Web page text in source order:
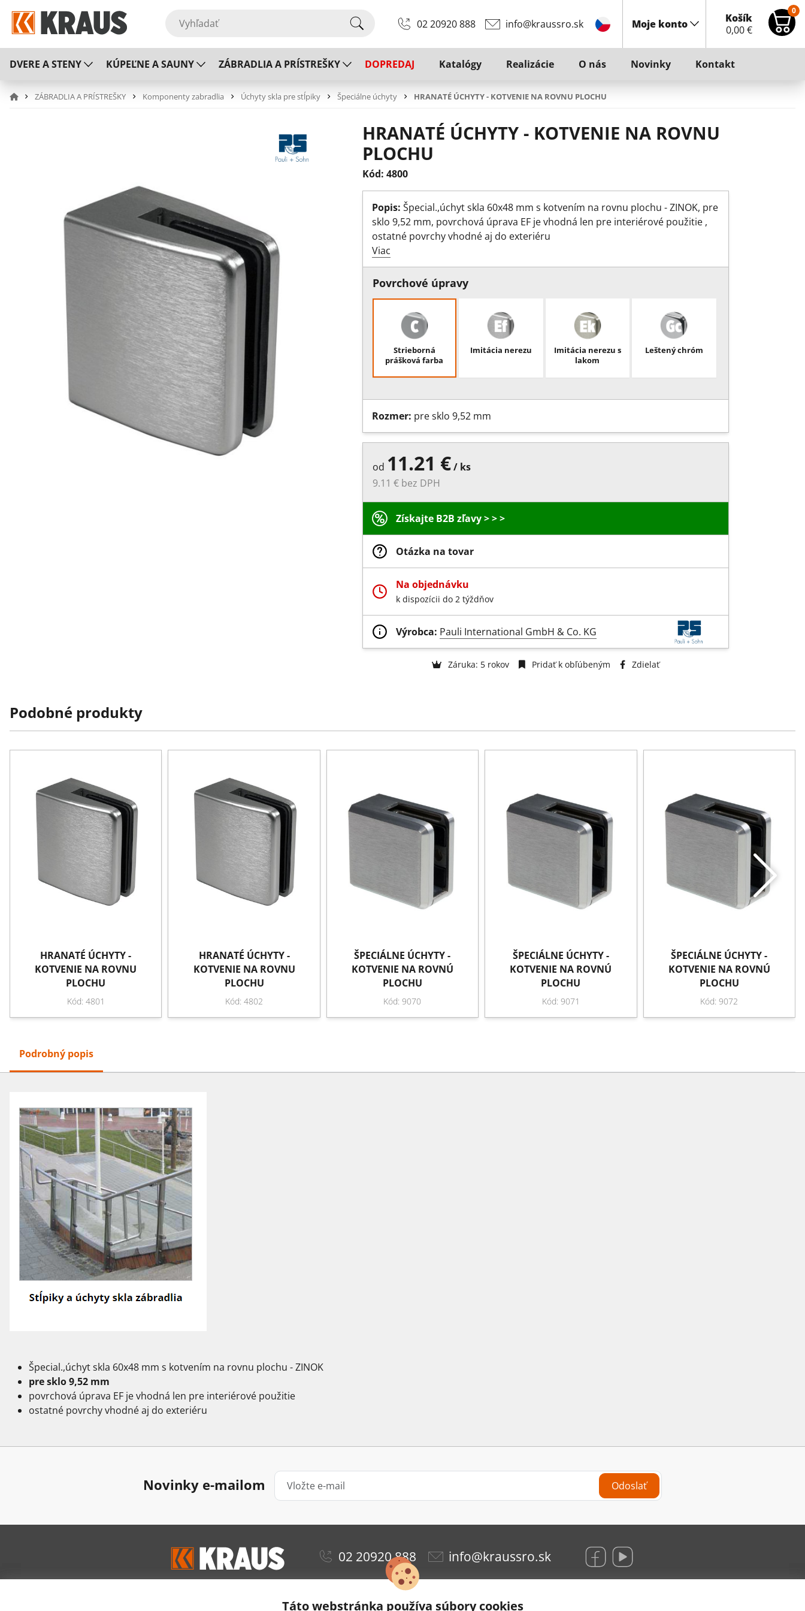
02 20920 888 info@kraussro.sk Moje konto
Košík
0,00€
0
DVERE A STENY KÚPEĽNE A SAUNY ZÁBRADLIA A PRÍSTREŠKY DOPREDAJ Katalógy Realizácie O nás Novinky Kontakt
ZÁBRADLIA A PRÍSTREŠKY Komponenty zabradlia Úchyty skla pre stĺpiky Špeciálne úchyty HRANATÉ ÚCHYTY - KOTVENIE NA ROVNU PLOCHU
HRANATÉ ÚCHYTY - KOTVENIE NA ROVNU
PLOCHU
Kód: 4800
Popis: Špecial.,úchyt skla 60x48 mm s kotvením na rovnu plochu - ZINOK, pre
sklo 9,52 mm, povrchová úprava EF je vhodná len pre interiérové použitie ,
ostatné povrchy vhodné aj do exteriéru
Viac
Povrchové úpravy
Strieborná
prášková farba
Imitácia nerezu
Imitácia nerezu s
lakom
Leštený chróm
Rozmer: pre sklo 9,52 mm
od 11.21 €/ ks
9.11 € bez DPH
Získajte B2B zľavy > > >
Otázka na tovar
Na objednávku
k dispozícii do 2 týždňov
Výrobca: Pauli International GmbH & Co. KG
Záruka: 5 rokov Pridať k obľúbeným Zdielať
Podobné produkty
HRANATÉ ÚCHYTY -
KOTVENIE NA ROVNU
PLOCHU
Kód: 4801
HRANATÉ ÚCHYTY -
KOTVENIE NA ROVNU
PLOCHU
Kód: 4802
ŠPECIÁLNE ÚCHYTY -
KOTVENIE NA ROVNÚ
PLOCHU
Kód: 9070
ŠPECIÁLNE ÚCHYTY -
KOTVENIE NA ROVNÚ
PLOCHU
Kód: 9071
ŠPECIÁLNE ÚCHYTY -
KOTVENIE NA ROVNÚ
PLOCHU
Kód: 9072
Podrobný popis
Špecial.,úchyt skla 60x48 mm s kotvením na rovnu plochu - ZINOK
pre sklo 9,52 mm
povrchová úprava EF je vhodná len pre interiérové použitie
ostatné povrchy vhodné aj do exteriéru
Novinky e-mailom Odoslať
02 20920 888 info@kraussro.sk
Táto webstránka používa súbory cookies